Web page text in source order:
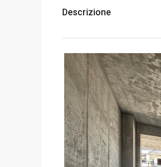
Descrizione